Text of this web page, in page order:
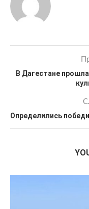
В Дагестане
Определились